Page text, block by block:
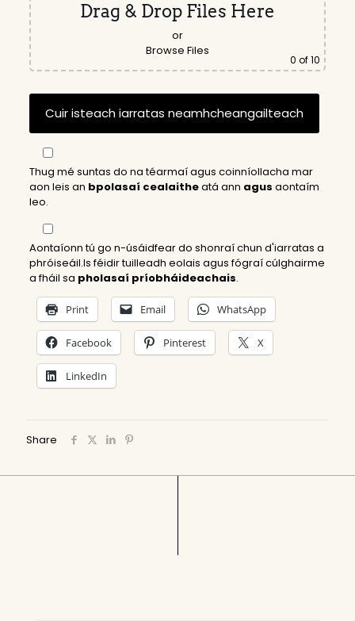
Drag & Drop Files Here
or
Browse Files
0 of 10
Thug mé suntas do na téarmaí agus coinníollacha mar
aon leis an bpolasaí cealaitheatá ann agus aontaím
leo.
Aontaíonn tú go n-úsáidfear do shonraí chun d'iarratas a
phróiseáil.Is féidir tuilleadh eolais agus fógraí cúlghairme
a fháil sa pholasaí príobháideachais.
Print Email WhatsApp
Facebook Pinterest X
LinkedIn
Share